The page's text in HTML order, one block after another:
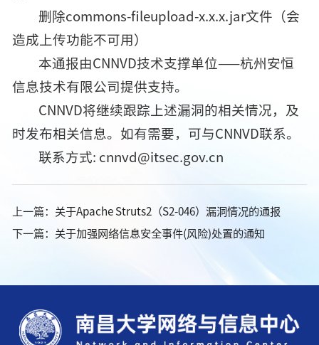
删除commons-fileupload-x.x.x.jar文件（会
造成上传功能不可用）
本通报由CNNVD技术支撑单位——杭州安恒
信息技术有限公司提供支持。
CNNVD将继续跟踪上述漏洞的相关情况，及
时发布相关信息。如有需要，可与CNNVD联系。
联系方式: cnnvd@itsec.gov.cn
上一篇： 关于Apache Struts2（S2-046）漏洞情况的通报
下一篇： 关于加强网络信息安全事件(风险)处置的通知